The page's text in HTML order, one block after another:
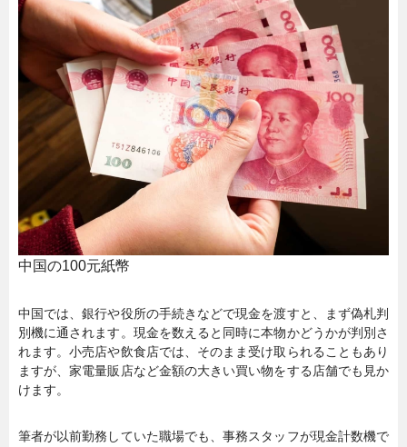
中国の100元紙幣
中国では、銀行や役所の手続きなどで現金を渡すと、まず偽札判
別機に通されます。現金を数えると同時に本物かどうかが判別さ
れます。小売店や飲食店では、そのまま受け取られることもあり
ますが、家電量販店など金額の大きい買い物をする店舗でも見か
けます。
筆者が以前勤務していた職場でも、事務スタッフが現金計数機で